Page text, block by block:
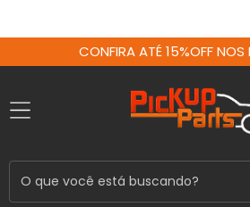
CONFIRA ATÉ 15%OFF